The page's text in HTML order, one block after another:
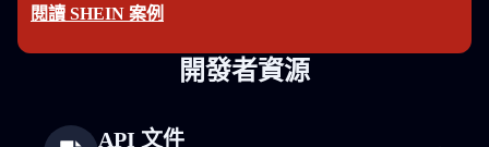
閱讀 SHEIN 案例
開發者資源
API 文件